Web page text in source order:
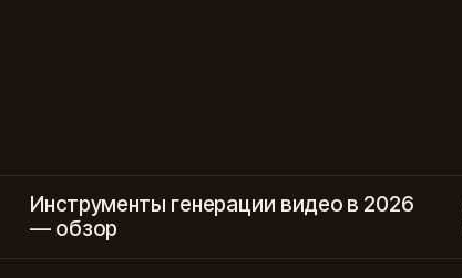
Инструменты генерации видео в 2026
— обзор